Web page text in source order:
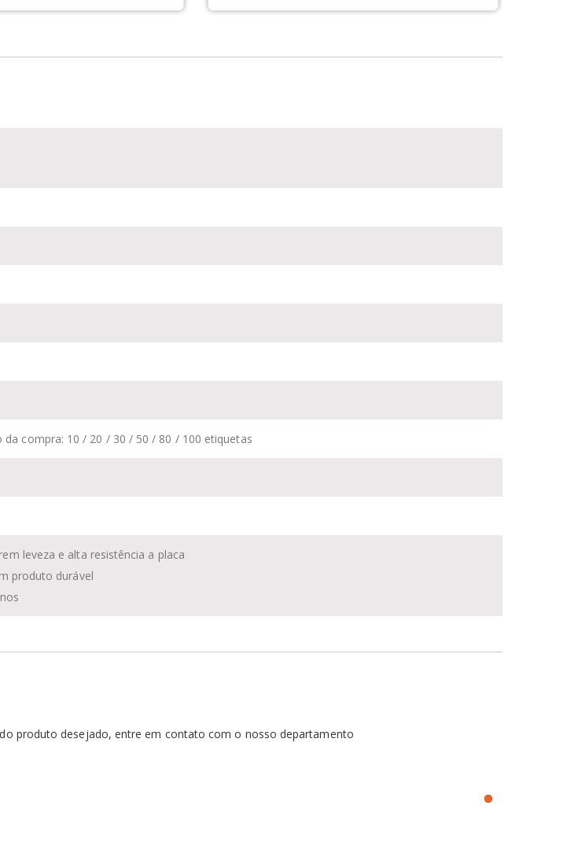
compra: 10 / 20 / 30 / 50 / 80 / 100 etiquetas
leveza e alta resistência a placa
produto durável
produto desejado, entre em contato com o nosso departamento